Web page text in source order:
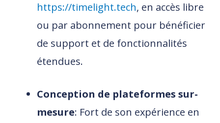
https://timelight.tech, en accès libre
ou par abonnement pour bénéficier
de support et de fonctionnalités
étendues.
Conception de plateformes sur-
mesure: Fort de son expérience en